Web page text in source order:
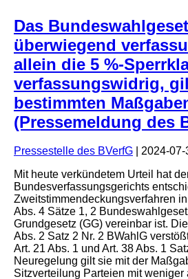
Das
überwiegend
allein die 5 %-
verfassungswidrig,
bestimmten
(Pressemeldung des
Pressestelle des BVerfG
2024-07-
Mit heute verkündetem Urteil hat
Bundesverfassungsgerichts
Zweitstimmendeckungsverfahren
Abs. 4 Sätze 1, 2
Grundgesetz (GG) vereinbar ist.
Abs. 2 Satz 2 Nr. 2 BWahlG
Art. 21 Abs. 1 und Art. 38 Abs. 1
Neuregelung gilt sie mit der
Sitzverteilung Parteien mit weniger